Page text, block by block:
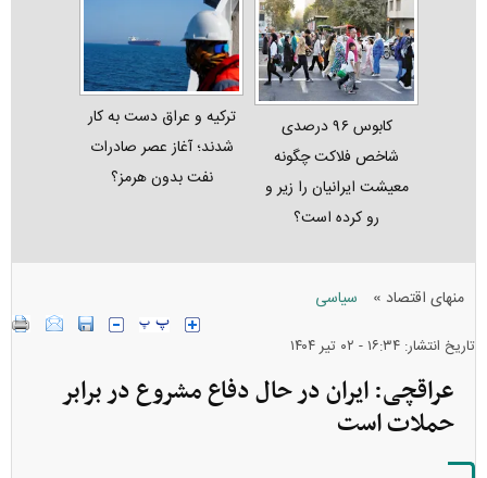
کابوس ۹۶ درصدی
شاخص فلاکت چگونه
معیشت ایرانیان را زیر و
رو کرده است؟
ترکیه و عراق دست به کار
شدند؛ آغاز عصر صادرات
نفت بدون هرمز؟
منهای اقتصاد » سیاسی
تاریخ انتشار: ۱۶:۳۴ - ۰۲ تير ۱۴۰۴
عراقچی: ایران در حال دفاع مشروع در برابر
حملات است